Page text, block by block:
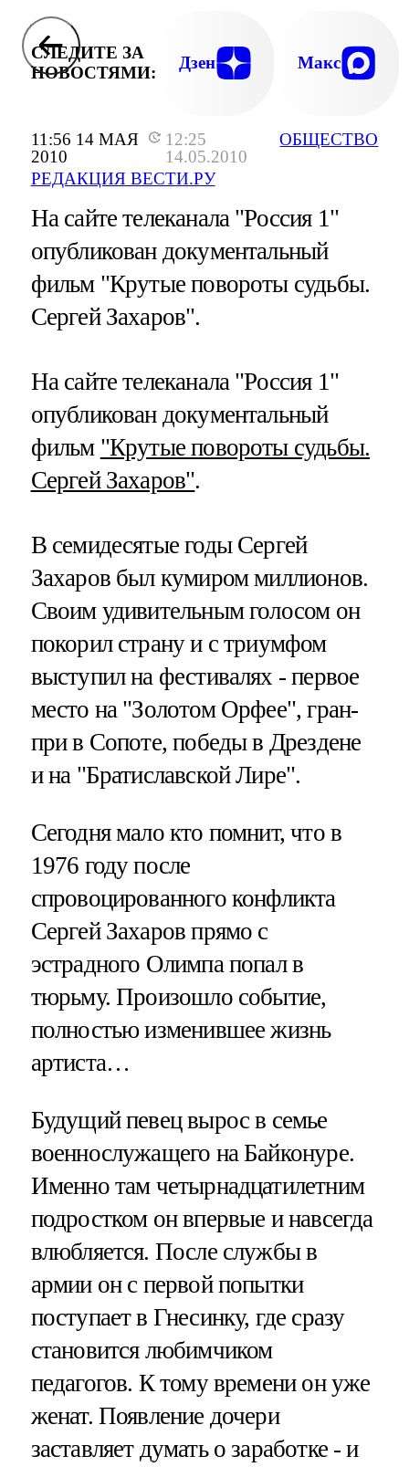
11:56 14 МАЯ
2010
12:25
14.05.2010
РЕДАКЦИЯ ВЕСТИ.РУ
ОБЩЕСТВО
СЛЕДИТЕ ЗА
НОВОСТЯМИ:
Дзен Макс
На сайте телеканала "Россия 1"
опубликован документальный
фильм "Крутые повороты судьбы.
Сергей Захаров".
На сайте телеканала "Россия 1"
опубликован документальный
фильм "Крутые повороты судьбы.
Сергей Захаров".
В семидесятые годы Сергей
Захаров был кумиром миллионов.
Своим удивительным голосом он
покорил страну и с триумфом
выступил на фестивалях - первое
место на "Золотом Орфее", гран-
при в Сопоте, победы в Дрездене
и на "Братиславской Лире".
Сегодня мало кто помнит, что в
1976 году после
спровоцированного конфликта
Сергей Захаров прямо с
эстрадного Олимпа попал в
тюрьму. Произошло событие,
полностью изменившее жизнь
артиста…
Будущий певец вырос в семье
военнослужащего на Байконуре.
Именно там четырнадцатилетним
подростком он впервые и навсегда
влюбляется. После службы в
армии он с первой попытки
поступает в Гнесинку, где сразу
становится любимчиком
педагогов. К тому времени он уже
женат. Появление дочери
заставляет думать о заработке - и